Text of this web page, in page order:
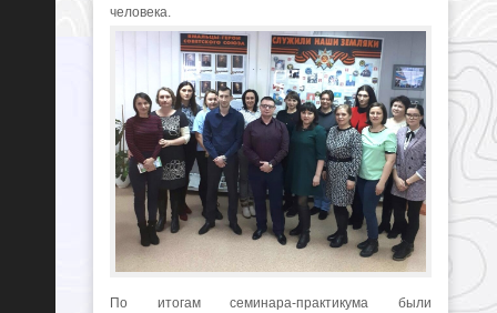
человека.
По итогам семинара-практикума были